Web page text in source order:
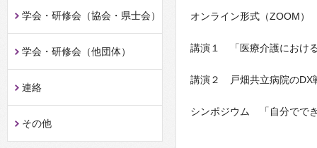
学会・研修会（協会・県士会）
学会・研修会（他団体）
連絡
その他
オンライン形式（ZOOM）
講演１ 「医療介護におけ
講演２ 戸畑共立病院のDX
シンポジウム 「自分でで